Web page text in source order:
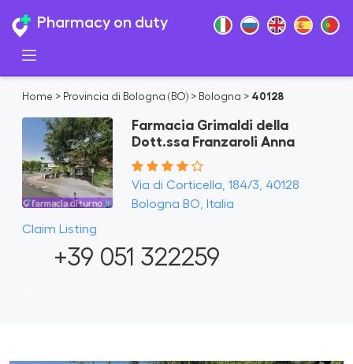
Pharmacy on duty
Home > Provincia di Bologna (BO) > Bologna > 40128
Farmacia Grimaldi della
Dott.ssa Franzaroli Anna
Via di Corticella, 184/3, 40128
Bologna BO, Italia
Claim Listing
+39 051 322259